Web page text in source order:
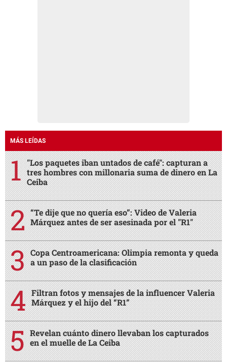
MÁS LEÍDAS
"Los paquetes iban untados de café": capturan a
tres hombres con millonaria suma de dinero en La
Ceiba
“Te dije que no quería eso”: Video de Valeria
Márquez antes de ser asesinada por el "R1"
Copa Centroamericana: Olimpia remonta y queda
a un paso de la clasificación
Filtran fotos y mensajes de la influencer Valeria
Márquez y el hijo del “R1”
Revelan cuánto dinero llevaban los capturados
en el muelle de La Ceiba